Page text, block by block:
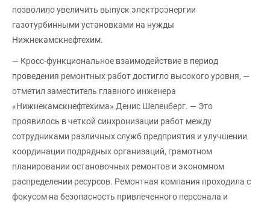
позволило увеличить выпуск электроэнергии
газотурбинными установками на нужды
Нижнекамскнефтехим.
— Кросс-функциональное взаимодействие в период
проведения ремонтных работ достигло высокого уровня, —
отметил заместитель главного инженера
«Нижнекамскнефтехима» Денис Шеленберг. — Это
проявилось в четкой синхронизации работ между
сотрудниками различных служб предприятия и улучшении
координации подрядных организаций, грамотном
планировании остановочных ремонтов и экономном
распределении ресурсов. Ремонтная компания проходила с
фокусом на безопасность привлеченного персонала и